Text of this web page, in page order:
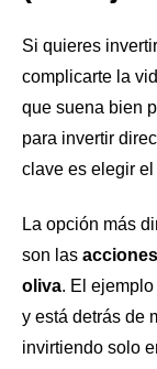
Si quieres
complicarte la
que suena bien
para invertir
clave es elegir
La opción más
son las
oliva. El
y está detrás de
invirtiendo solo